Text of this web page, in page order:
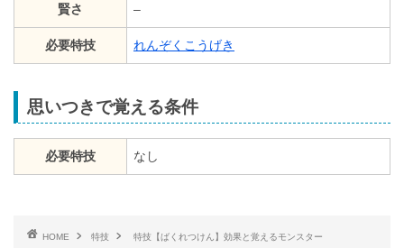
賢さ –
必要特技 れんぞくこうげき
思いつきで覚える条件
必要特技 なし
HOME 特技 特技【ばくれつけん】効果と覚えるモンスター